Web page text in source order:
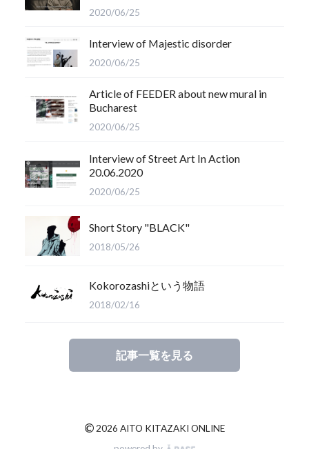
2020/06/25
Interview of Majestic disorder
2020/06/25
Article of FEEDER about new mural in
Bucharest
2020/06/25
Interview of Street Art In Action
20.06.2020
2020/06/25
Short Story "BLACK"
2018/05/26
Kokorozashiという物語
2018/02/16
記事一覧を見る
©2026 AITO KITAZAKI ONLINE